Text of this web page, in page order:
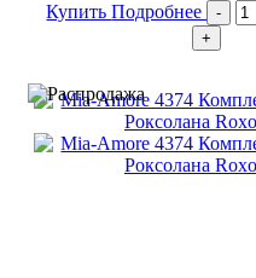
КупитьПодробнее